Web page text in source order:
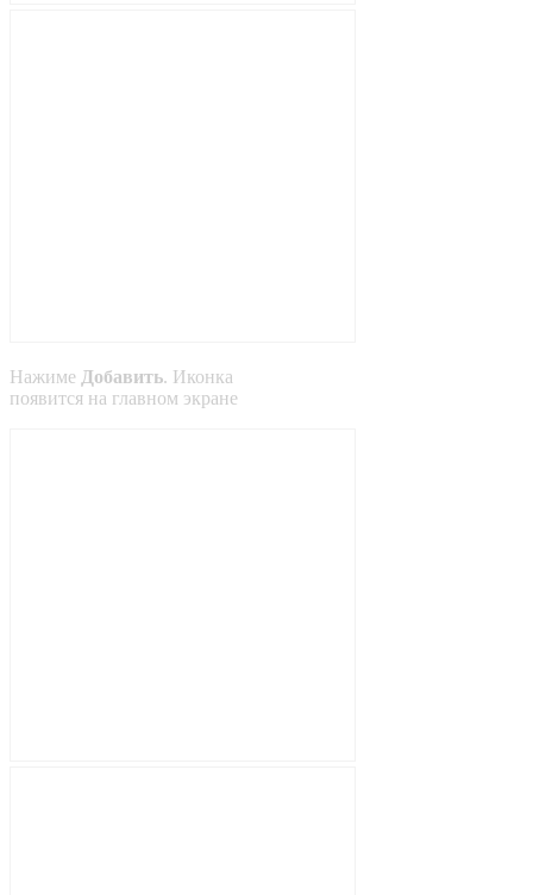
Нажиме Добавить. Иконка
появится на главном экране